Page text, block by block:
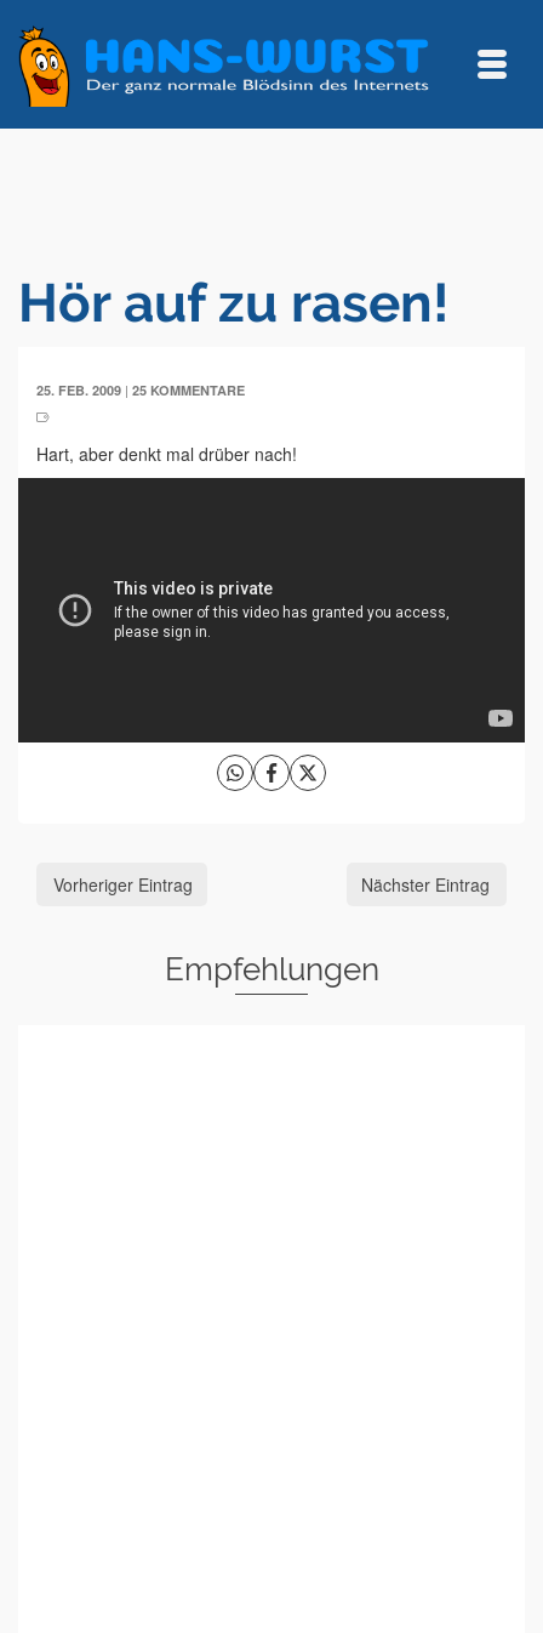
Hör auf zu rasen!
25. FEB. 2009 | 25 KOMMENTARE
Hart, aber denkt mal drüber nach!
Vorheriger Eintrag Nächster Eintrag
Empfehlungen